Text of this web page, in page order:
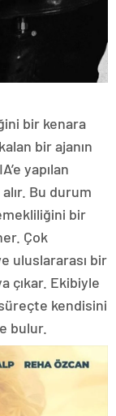
bir kenara
bir ajanın
yapılan
Bu durum
bir
Çok
uluslararası bir
çıkar. Ekibiyle
kendisini
bulur.